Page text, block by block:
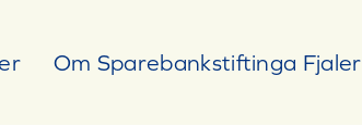
Om Sparebankstiftinga Fjaler